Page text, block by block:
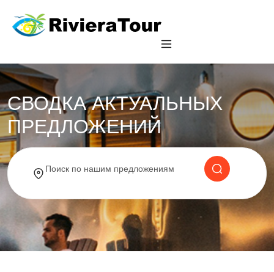
СВОДКА АКТУАЛЬНЫХ
ПРЕДЛОЖЕНИЙ